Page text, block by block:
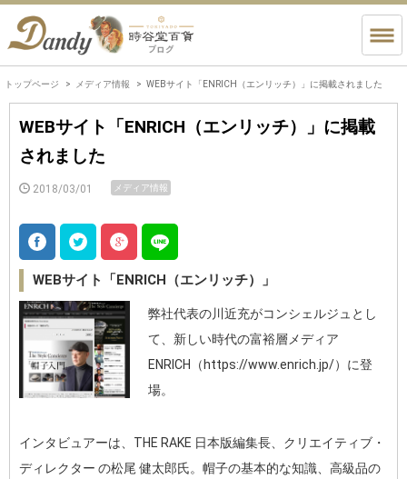
トップページ メディア情報 WEBサイト「ENRICH（エンリッチ）」に掲載されました
WEBサイト「ENRICH（エンリッチ）」に掲載
されました
2018/03/01 メディア情報
WEBサイト「ENRICH（エンリッチ）」
弊社代表の川近充がコンシェルジュとし
て、新しい時代の富裕層メディア
ENRICH（https://www.enrich.jp/）に登
場。
インタビュアーは、THE RAKE 日本版編集長、クリエイティブ・
ディレクター の松尾 健太郎氏。帽子の基本的な知識、高級品の